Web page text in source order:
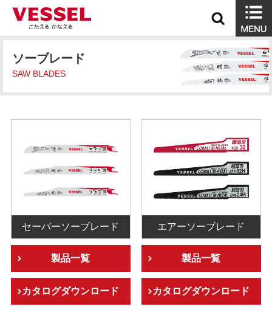
ソーブレード
SAW BLADES
セーバーソーブレード
製品一覧
カタログダウンロード
エアーソーブレード
製品一覧
カタログダウンロード